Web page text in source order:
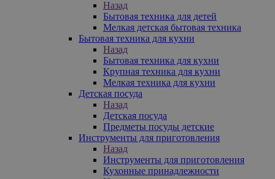
Назад
Бытовая техника для детей
Мелкая детская бытовая техника
Бытовая техника для кухни
Назад
Бытовая техника для кухни
Крупная техника для кухни
Мелкая техника для кухни
Детская посуда
Назад
Детская посуда
Предметы посуды детские
Инструменты для приготовления
Назад
Инструменты для приготовления
Кухонные принадлежности